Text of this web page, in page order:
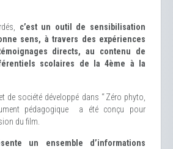
c’est un outil de sensibilisation
sens, à travers des expériences
directs, au contenu de
scolaires de la 4ème à la
de société développé dans “ Zéro phyto,
pédagogique a été conçu pour
du film.
un ensemble d’informations